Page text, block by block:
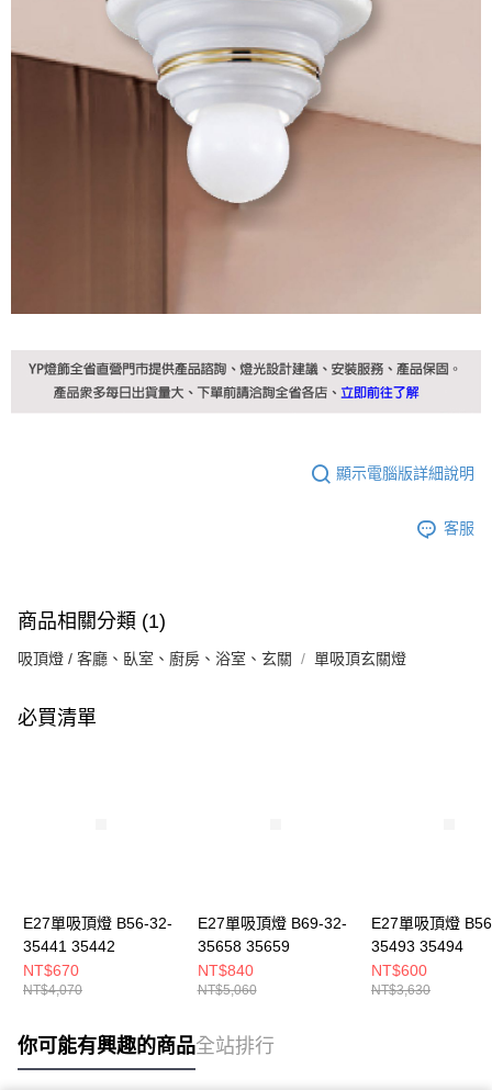
顯示電腦版詳細說明
客服
商品相關分類 (1)
吸頂燈 / 客廳、臥室、廚房、浴室、玄關 單吸頂玄關燈
必買清單
E27單吸頂燈 B56-32-
35441 35442
NT$670
NT$4,070
E27單吸頂燈 B69-32-
35658 35659
NT$840
NT$5,060
E27單吸頂燈
35493 35494
NT$600
NT$3,630
你可能有興趣的商品全站排行